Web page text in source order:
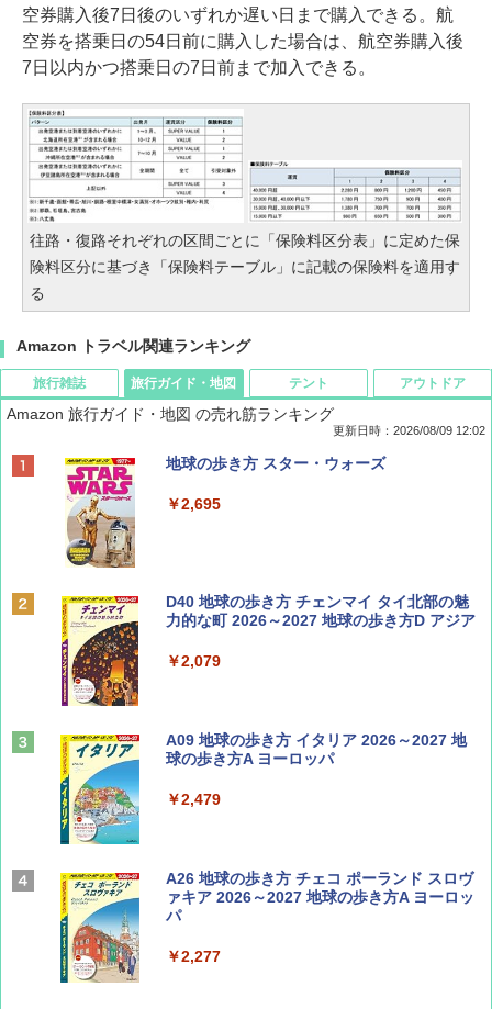
空券購入後7日後のいずれか遅い日まで購入できる。航
空券を搭乗日の54日前に購入した場合は、航空券購入後
7日以内かつ搭乗日の7日前まで加入できる。
往路・復路それぞれの区間ごとに「保険料区分表」に定めた保
険料区分に基づき「保険料テーブル」に記載の保険料を適用す
る
Amazon トラベル関連ランキング
旅行雑誌
BE-PAL(ビ-パル) 2026年 9 月号【特別付録:
ディズニーファン ２０２６年 ９月号 [雑
誌] (ＤＩＳＮＥＹ ＦＡＮ)
￥713
山と溪谷 2026年8月号「南アルプス大全」
Coyote No.89 特集 星野道夫 夢見る旅
￥1,540
旅行ガイド・地図
Amazon 旅行ガイド・地図 の売れ筋ランキング
更新日時：2026/08/09 12:02
地球の歩き方 スター・ウォーズ
￥2,695
D40 地球の歩き方 チェンマイ タイ北部の魅
力的な町 2026～2027 地球の歩き方D アジア
￥2,079
A09 地球の歩き方 イタリア 2026～2027 地
球の歩き方A ヨーロッパ
￥2,479
A26 地球の歩き方 チェコ ポーランド スロヴ
ァキア 2026～2027 地球の歩き方A ヨーロッ
パ
￥2,277
テント アウトドア